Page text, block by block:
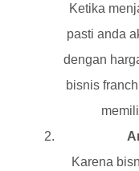
Ketika
pasti anda
dengan
bisnis
Karena